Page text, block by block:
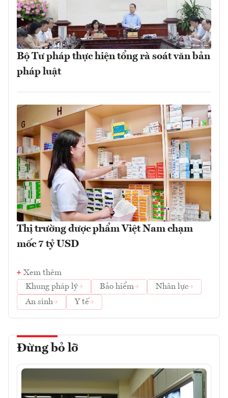
Bộ Tư pháp thực hiện tổng rà soát văn bản
pháp luật
Thị trường dược phẩm Việt Nam chạm
mốc 7 tỷ USD
Xem thêm
Khung pháp lý
Bảo hiểm
Nhân lực
An sinh
Y tế
Đừng bỏ lỡ